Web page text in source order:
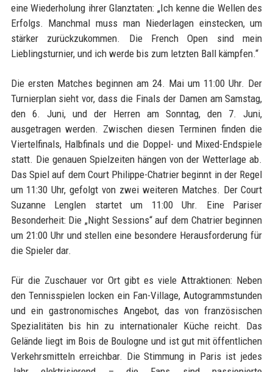
eine Wiederholung ihrer Glanztaten: „Ich kenne die Wellen des
Erfolgs. Manchmal muss man Niederlagen einstecken, um
stärker zurückzukommen. Die French Open sind mein
Lieblingsturnier, und ich werde bis zum letzten Ball kämpfen.“
Die ersten Matches beginnen am 24. Mai um 11:00 Uhr. Der
Turnierplan sieht vor, dass die Finals der Damen am Samstag,
den 6. Juni, und der Herren am Sonntag, den 7. Juni,
ausgetragen werden. Zwischen diesen Terminen finden die
Viertelfinals, Halbfinals und die Doppel- und Mixed-Endspiele
statt. Die genauen Spielzeiten hängen von der Wetterlage ab.
Das Spiel auf dem Court Philippe-Chatrier beginnt in der Regel
um 11:30 Uhr, gefolgt von zwei weiteren Matches. Der Court
Suzanne Lenglen startet um 11:00 Uhr. Eine Pariser
Besonderheit: Die „Night Sessions“ auf dem Chatrier beginnen
um 21:00 Uhr und stellen eine besondere Herausforderung für
die Spieler dar.
Für die Zuschauer vor Ort gibt es viele Attraktionen: Neben
den Tennisspielen locken ein Fan-Village, Autogrammstunden
und ein gastronomisches Angebot, das von französischen
Spezialitäten bis hin zu internationaler Küche reicht. Das
Gelände liegt im Bois de Boulogne und ist gut mit öffentlichen
Verkehrsmitteln erreichbar. Die Stimmung in Paris ist jedes